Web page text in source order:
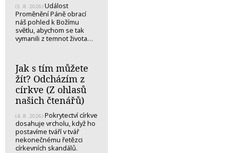
(5. 8. 2026) Událost
Proměnění Páně obrací
náš pohled k Božímu
světlu, abychom se tak
vymanili z temnot života…
Jak s tím můžete
žít? Odcházím z
církve (Z ohlasů
našich čtenářů)
(4. 8. 2026) Pokrytectví církve
dosahuje vrcholu, když ho
postavíme tváří v tvář
nekonečnému řetězci
církevních skandálů.